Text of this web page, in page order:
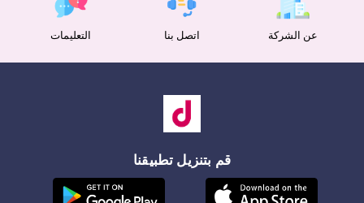
عن الشركة اتصل بنا التعليمات
قم بتنزيل تطبيقنا